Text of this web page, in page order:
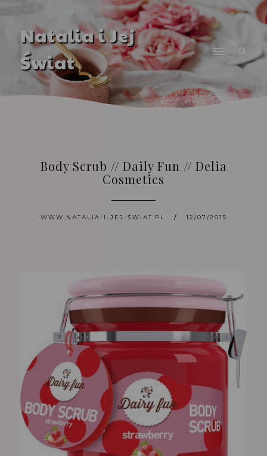
Natalia i Jej
Świat
Body Scrub // Daily Fun // Delia
Cosmetics
WWW.NATALIA-I-JEJ-ŚWIAT.PL 12/07/2015